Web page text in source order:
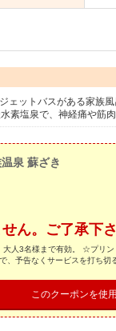
ットバスがある家族
素塩泉で、神経痛や筋
泉 蘇ざき
ん。ご了承下さ
人3名様まで有効。 ☆プリン
予告なくサービスを打ち切
このクーポンを使